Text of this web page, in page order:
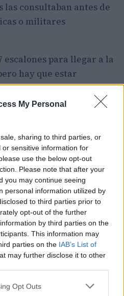
My Personal
sharing to third parties, or
sensitive information for
use the below opt-out
Please note that after your
you may continue seeing
personal information utilized by
to third parties prior to
opt-out of the further
by third parties on the
This information may
parties on the IAB’s List of
may further disclose it to other
app uses one or more Google
Opt Outs
las consultaban antes de
o militares
escalones para llegar a la
hay que estar
monos por el
es espectacular, no
y admirar las vistas y la
de montaña en
destinos para
a un paisaje
de rutas de
a la Escalera del
Taung, o Colina de las
la pagoda de la Tira de